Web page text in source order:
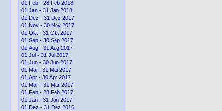
01.Feb - 28 Feb 2018
01.Jan - 31 Jan 2018
01.Dez - 31 Dez 2017
01.Nov - 30 Nov 2017
01.Okt - 31 Okt 2017
01.Sep - 30 Sep 2017
01.Aug - 31 Aug 2017
01.Jul - 31 Jul 2017
01.Jun - 30 Jun 2017
01.Mai - 31 Mai 2017
01.Apr - 30 Apr 2017
01.Mär - 31 Mär 2017
01.Feb - 28 Feb 2017
01.Jan - 31 Jan 2017
01.Dez - 31 Dez 2016